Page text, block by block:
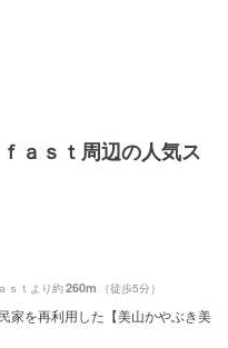
ａｓｔ周辺の人気ス
ｓｔより約260m （徒歩5分）
家を再利用した【美山かやぶき美